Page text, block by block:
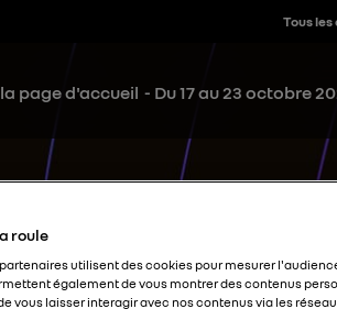
Tous
page d'accueil - Du 17 au 23 octobre
roule
utilisent des cookies pour mesurer
également de vous montrer des contenus
vous laisser interagir avec nos contenus via les